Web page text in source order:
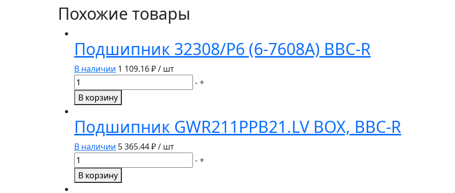
Похожие товары
Подшипник 32308/P6 (6-7608A) BBC-R
В наличии 1 109.16₽ / шт
Количество
товара
Подшипник
7608A)
BBC-
R
-+
В корзину
Подшипник GWR211PPB21.LV BOX, BBC-R
В наличии 5 365.44₽ / шт
Количество
товара
Подшипник
-+
В корзину